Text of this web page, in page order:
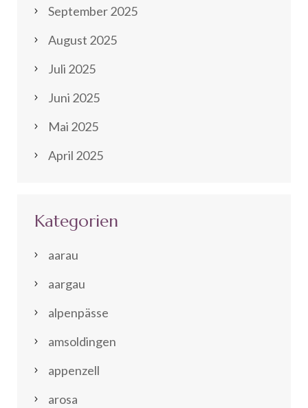
September 2025
August 2025
Juli 2025
Juni 2025
Mai 2025
April 2025
Kategorien
aarau
aargau
alpenpässe
amsoldingen
appenzell
arosa